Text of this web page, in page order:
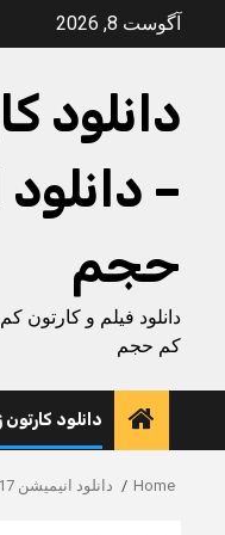
آگوست 8, 2026
دانلود
–
حجم
دانلود فیلم و کارتون
کم حجم
دانلود کارتون
Home دانلود انیمیشن Despicable Me 3 2017